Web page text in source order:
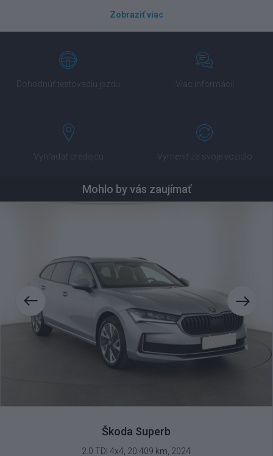
stav kilometrov a poskytujeme tiež doživotnú záruku na legálny
povinné zmluvné poistenie alebo havarijné poistenie od
popredných poisťovní.
Komfortná výmena auta
Zobraziť viac
Dohodnúť testovaciu jazdu Viac informácií
Vyhľadať predajcu Vymeniť za svoje vozidlo
Mohlo by vás zaujímať
Škoda Superb
2.0 TDI 4x4, 20 409 km, 2024